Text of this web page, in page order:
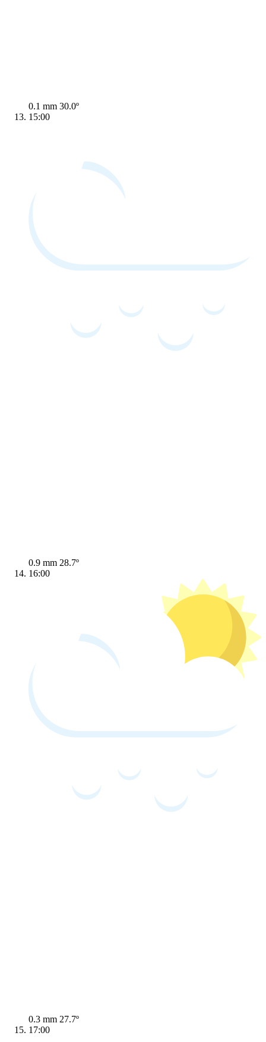
0.1 mm 30.0º
15:00
0.9 mm 28.7º
16:00
0.3 mm 27.7º
17:00